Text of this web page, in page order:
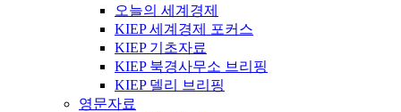
오늘의 세계경제
KIEP 세계경제 포커스
KIEP 기초자료
KIEP 북경사무소 브리핑
KIEP 델리 브리핑
영문자료